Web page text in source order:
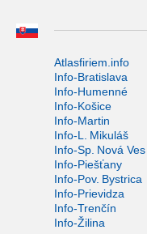
Atlasfiriem.info
Info-Bratislava
Info-Humenné
Info-Košice
Info-Martin
Info-L. Mikuláš
Info-Sp. Nová Ves
Info-Piešťany
Info-Pov. Bystrica
Info-Prievidza
Info-Trenčín
Info-Žilina